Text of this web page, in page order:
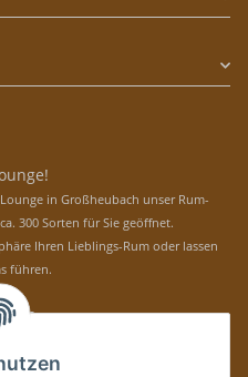
in Großheubach unser Rum-
300 Sorten für Sie geöffnet.
Ihren Lieblings-Rum oder lassen
führen.
aktuellen Rum-News!